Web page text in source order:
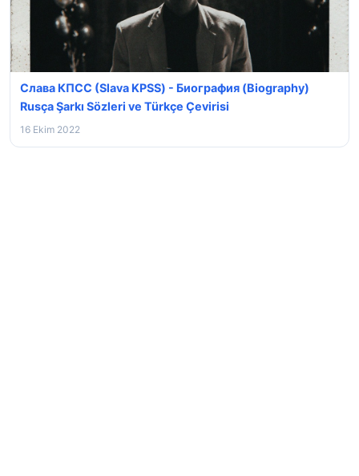
Слава КПСС (Slava KPSS) - Биография (Biography)
Rusça Şarkı Sözleri ve Türkçe Çevirisi
16 Ekim 2022